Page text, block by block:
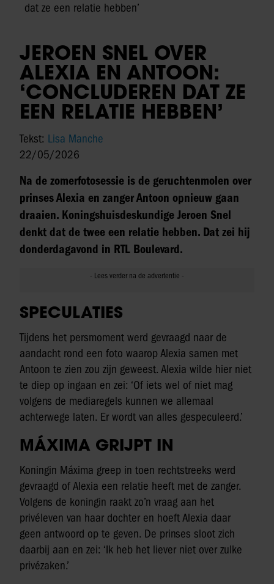
dat ze een relatie hebben’
JEROEN SNEL OVER
ALEXIA EN ANTOON:
‘CONCLUDEREN DAT ZE
EEN RELATIE HEBBEN’
Tekst: Lisa Manche
22/05/2026
Na de zomerfotosessie is de geruchtenmolen over
prinses Alexia en zanger Antoon opnieuw gaan
draaien. Koningshuisdeskundige Jeroen Snel
denkt dat de twee een relatie hebben. Dat zei hij
donderdagavond in RTL Boulevard.
SPECULATIES
Tijdens het persmoment werd gevraagd naar de
aandacht rond een foto waarop Alexia samen met
Antoon te zien zou zijn geweest. Alexia wilde hier niet
te diep op ingaan en zei: ‘Of iets wel of niet mag
volgens de mediaregels kunnen we allemaal
achterwege laten. Er wordt van alles gespeculeerd.’
MÁXIMA GRIJPT IN
Koningin Máxima greep in toen rechtstreeks werd
gevraagd of Alexia een relatie heeft met de zanger.
Volgens de koningin raakt zo’n vraag aan het
privéleven van haar dochter en hoeft Alexia daar
geen antwoord op te geven. De prinses sloot zich
daarbij aan en zei: ‘Ik heb het liever niet over zulke
privézaken.’